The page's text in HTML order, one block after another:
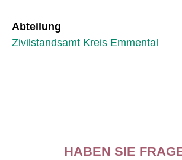
Abteilung
Zivilstandsamt Kreis Emmental
HABEN SIE